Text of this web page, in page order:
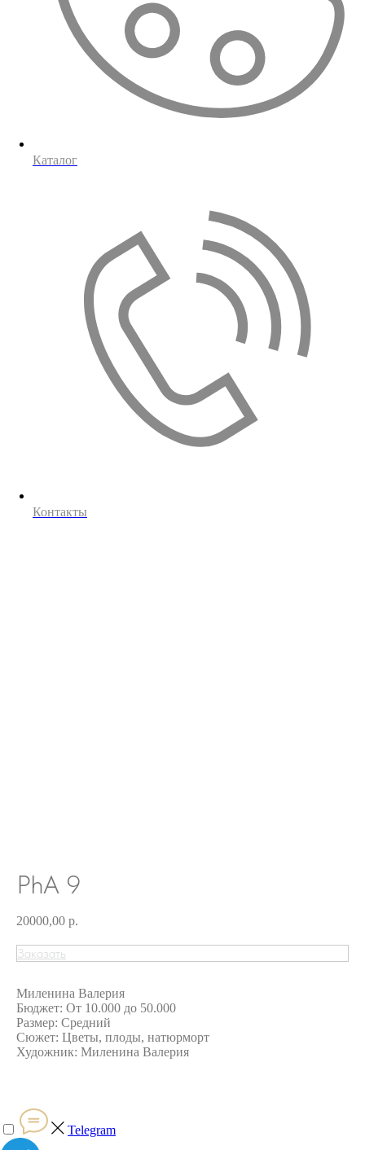
Каталог
Контакты
PhA 9
20000,00 р.
Заказать
Миленина Валерия
Бюджет: От 10.000 до 50.000
Размер: Средний
Сюжет: Цветы, плоды, натюрморт
Художник: Миленина Валерия
Telegram